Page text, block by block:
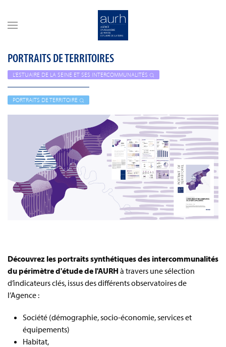
PORTRAITS DE TERRITOIRES
L'ESTUAIRE DE LA SEINE ET SES INTERCOMMUNALITÉS
PORTRAITS DE TERRITOIRE
Découvrez les portraits synthétiques des intercommunalités
du périmètre d'étude de l'AURH à travers une sélection
d’indicateurs clés, issus des différents observatoires de
l’Agence :
Société (démographie, socio-économie, services et
équipements)
Habitat,